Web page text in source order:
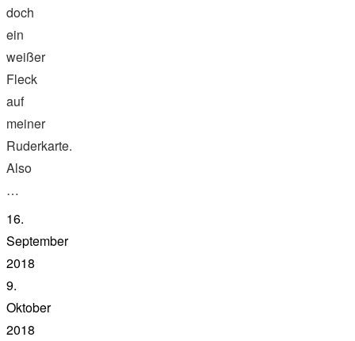
doch
ein
weißer
Fleck
auf
meiner
Ruderkarte.
Also
…
16.
September
2018
9.
Oktober
2018